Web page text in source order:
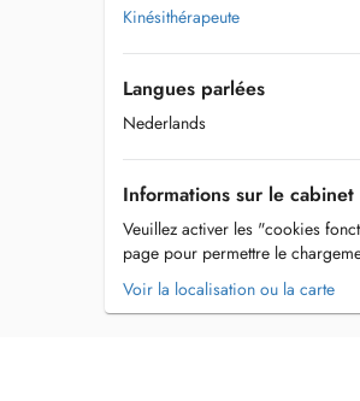
Kinésithérapeute
Langues parlées
Nederlands
Informations sur le cabinet
Veuillez activer les "cookies
page pour permettre le
Voir la localisation ou la carte